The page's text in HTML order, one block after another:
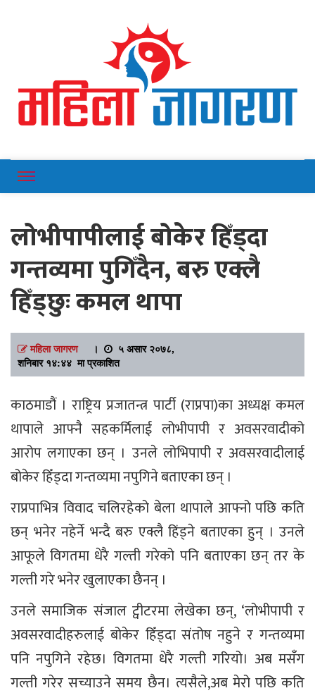
Mahilajagaran
लोभीपापीलाई बोकेर हिँड्दा
गन्तव्यमा पुगिँदैन, बरु एक्लै
हिँड्छुः कमल थापा
महिला जागरण।
५ असार २०७८,
शनिबार १४:४४ मा प्रकाशित
काठमाडौं । राष्ट्रिय प्रजातन्त्र पार्टी (राप्रपा)का अध्यक्ष कमल
थापाले आफ्नै सहकर्मिलाई लोभीपापी र अवसरवादीको
आरोप लगाएका छन् । उनले लोभिपापी र अवसरवादीलाई
बोकेर हिँड्दा गन्तव्यमा नपुगिने बताएका छन् ।
राप्रपाभित्र विवाद चलिरहेको बेला थापाले आफ्नो पछि कति
छन् भनेर नहेर्ने भन्दै बरु एक्लै हिंड्ने बताएका हुन् । उनले
आफूले विगतमा धेरै गल्ती गरेको पनि बताएका छन् तर के
गल्ती गरे भनेर खुलाएका छैनन् ।
उनले समाजिक संजाल ट्वीटरमा लेखेका छन्, ‘लोभीपापी र
अवसरवादीहरुलाई बोकेर हिँड्दा संतोष नहुने र गन्तव्यमा
पनि नपुगिने रहेछ। विगतमा धेरै गल्ती गरियो। अब मसँग
गल्ती गरेर सच्याउने समय छैन। त्यसैले,अब मेरो पछि कति